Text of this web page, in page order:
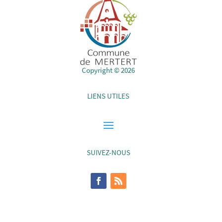
Copyright © 2026
LIENS UTILES
SUIVEZ-NOUS